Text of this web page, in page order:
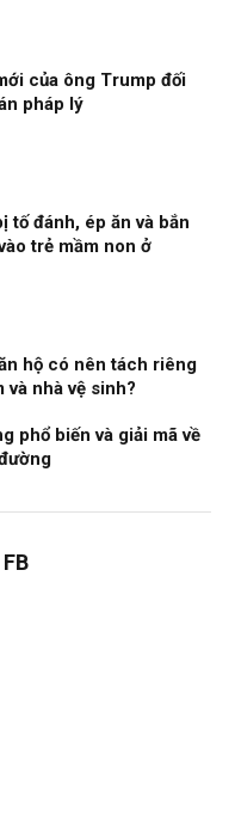
của ông Trump đối
pháp lý
tố đánh, ép ăn và bắn
trẻ mầm non ở
hộ có nên tách riêng
và nhà vệ sinh?
phổ biến và giải mã về